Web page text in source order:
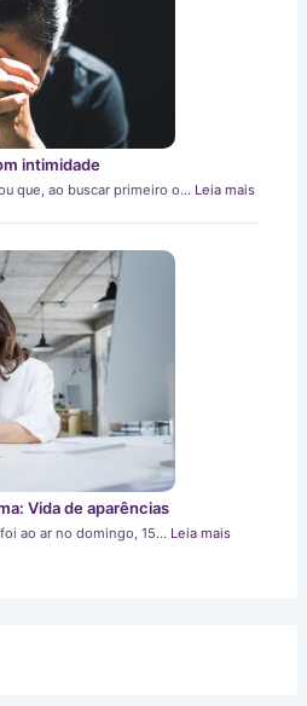
intimidade
que, ao buscar primeiro o… Leia mais
Vida de aparências
ao ar no domingo, 15… Leia mais